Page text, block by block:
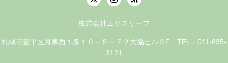
株式会社エクスリーフ
札幌市豊平区月寒西１条１０－５－７２大協ビル３F TEL：011-835-
3121